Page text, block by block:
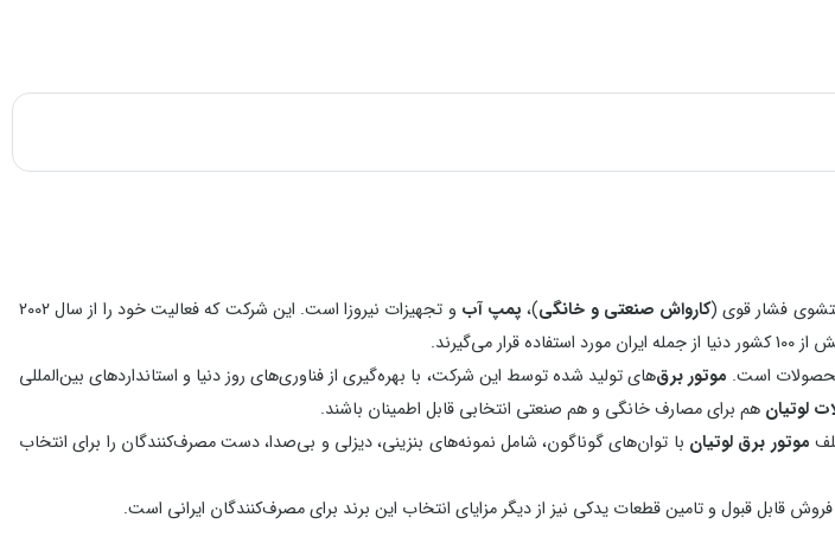
فشار قوی (کارواش صنعتی و خانگی)، پمپ آب
و تجهیزات نیروزا است. این شرکت که فعالیت خود را از سال 2002
محصولات است. موتور برق‌های تولید شده توسط این شرکت، با بهره‌گیری از فناوری‌های روز دنیا و استانداردهای بین‌المللی
لوتیان هم برای مصارف خانگی و هم صنعتی انتخابی قابل اطمینان باشند.
موتور برق لوتیان با توان‌های گوناگون، شامل نمونه‌های بنزینی، دیزلی و بی‌صدا، دست مصرف‌کنندگان را برای انتخاب
قابل قبول و تامین قطعات یدکی نیز از دیگر مزایای انتخاب این برند برای مصرف‌کنندگان ایرانی است.